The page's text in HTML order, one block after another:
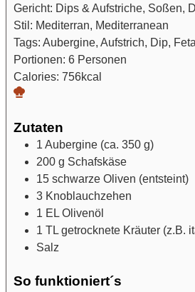
Gericht: Dips & Aufstriche, Soßen,
Stil: Mediterran, Mediterranean
Tags: Aubergine, Aufstrich, Dip,
Portionen: 6 Personen
Calories: 756kcal
Zutaten
1 Aubergine (ca. 350 g)
200 g Schafskäse
15 schwarze Oliven (entsteint)
3 Knoblauchzehen
1 EL Olivenöl
1 TL getrocknete Kräuter (z.B.
Salz
So funktioniert´s